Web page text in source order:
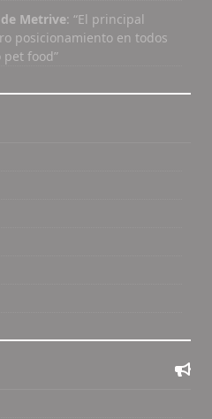
de Metrive: “El principal
posicionamiento en todos
food”